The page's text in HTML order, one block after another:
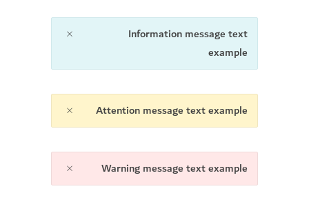
Information message text
example
Attention message text example
Warning message text example